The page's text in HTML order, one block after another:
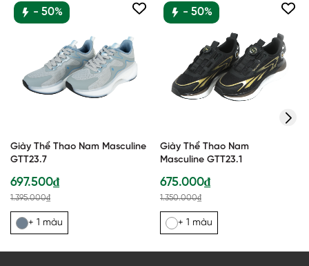
- 50%
Giày Thể Thao Nam Masculine
GTT23.7
697.500₫
1.395.000₫
+ 1 màu
- 50%
Giày Thể Thao Nam
Masculine GTT23.1
675.000₫
1.350.000₫
+ 1 màu